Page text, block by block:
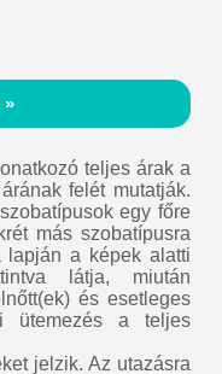
»
teljes árak a
felét mutatják.
egy főre
más szobatípusra
lapján a képek alatti
látja, miután
és esetleges
ütemezés a teljes
jelzik. Az utazásra